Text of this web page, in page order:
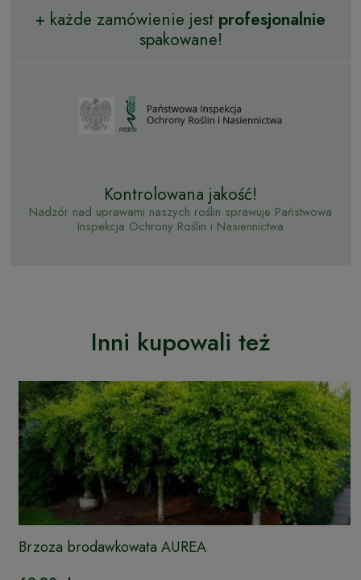
+ każde zamówienie jest profesjonalnie
spakowane!
Kontrolowana jakość!
Nadzór nad uprawami naszych roślin sprawuje Państwowa
Inspekcja Ochrony Roślin i Nasiennictwa
Inni kupowali też
Brzoza brodawkowata AUREA